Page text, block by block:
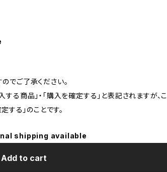
でご了承ください。
る商品」・「購入を確定する」と表記されますが、こ
する」のことです。
shipping available
Add to cart